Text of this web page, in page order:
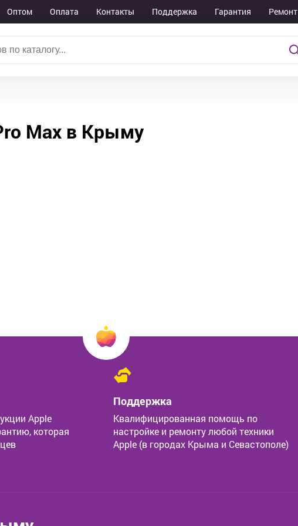
Оптом Оплата Контакты Поддержка Гарантия Ремонт
Max в Крыму
Apple
которая
Поддержка
Квалифицированная помощь по
настройке и ремонту любой техники
Apple (в городах Крыма и Севастополе)